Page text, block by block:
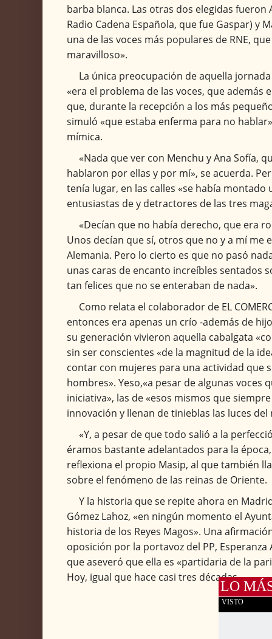
barba blanca. Las otras dos elegidas fueron
Radio Cadena Española, que fue Gaspar) y
una de las voces más populares de RNE,
maravilloso».
La única preocupación de aquella
«era el problema de las voces, que además
que, durante la recepción a los más
simuló «que estaba enferma para no
mímica.
«Nada que ver con Menchu y Ana Sofía,
hablaron por ellas y por mí», se acuerda.
tenía lugar, en las calles «se había
entusiastas de y detractores de las tres
«Decían que no había derecho, que era
Unos decían que sí, otros que no y a mí me
Alemania. Pero lo cierto es que no pasó
unas caras de encanto increíbles sentados
tan felices que no se enteraban de nada».
Como relata el colaborador de EL
entonces era apenas un crío -además de
su generación vivieron aquella cabalgata
sin ser conscientes «de la magnitud de la
contar con mujeres para una actividad que
hombres». Yeso,«a pesar de algunas voces
iniciativa», las de «esos mismos que
innovación y llenan de tinieblas las luces del
«Y, a pesar de que todo salió a la
éramos bastante adelantados para la
reflexiona el propio Masip, al que también
sobre el fenómeno de las reinas de Oriente.
Y la historia que se repite ahora en
Gómez Lahoz, «en ningún momento el
historia de los Reyes Magos». Una
oposición por la portavoz del PP,
que aseveró que ella es «partidaria de la
Hoy, igual que hace casi tres décadas.
LO
VISTO